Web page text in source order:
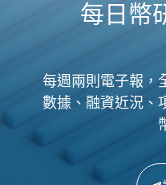
每日幣
每週兩則電子報，
數據、融資近況、